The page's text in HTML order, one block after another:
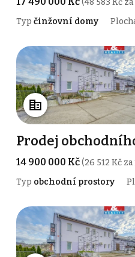
(48 583 Kč za
Typ činžovní domy
Prodej
14 900 000 Kč(26 512 Kč za
Typ obchodní prostory